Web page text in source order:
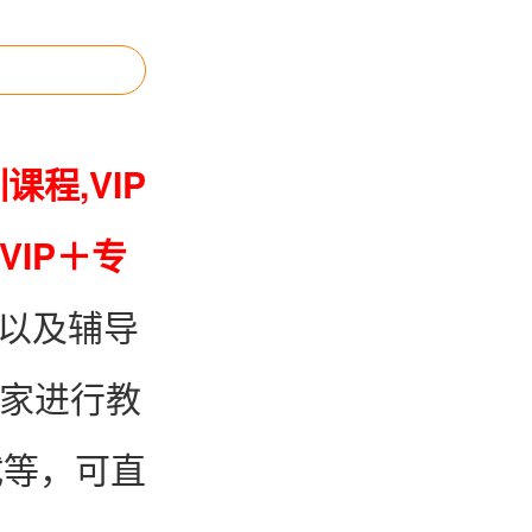
程,VIP
＋专
及辅导
进行教
，可直